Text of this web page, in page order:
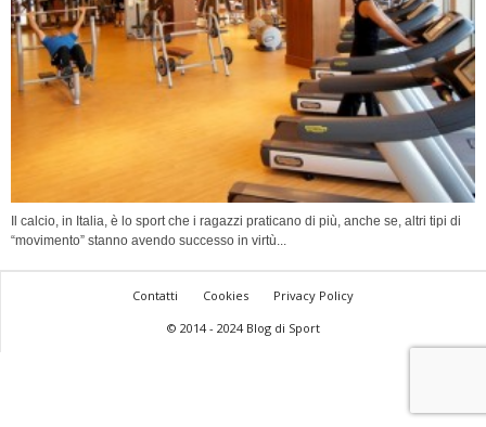
Il calcio, in Italia, è lo sport che i ragazzi praticano di più, anche se, altri tipi di
“movimento” stanno avendo successo in virtù...
Contatti Cookies
Privacy Policy
© 2014 - 2024 Blog di Sport